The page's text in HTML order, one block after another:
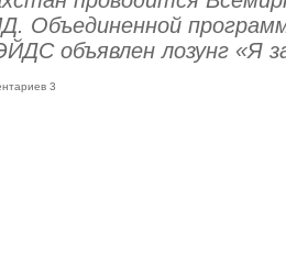
Объединенной
объявлен лозунг «Я
3